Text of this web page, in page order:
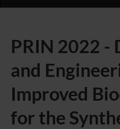
PRIN 2022 -
and
Improved
for the